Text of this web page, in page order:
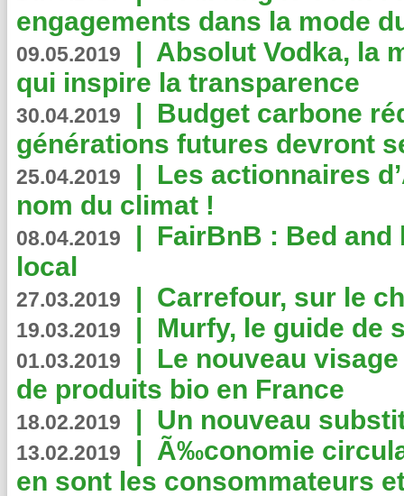
engagements dans la mode
09.05.2019 | Absolut Vodka, la
qui inspire la transparence
30.04.2019 | Budget carbone
générations futures devront
25.04.2019 | Les actionnaires
nom du climat !
08.04.2019 | FairBnB : Bed
local
27.03.2019 | Carrefour, sur le
19.03.2019 | Murfy, le guide de
01.03.2019 | Le nouveau
de produits bio en France
18.02.2019 | Un nouveau
13.02.2019 | Ã‰conomie
en sont les consommateurs